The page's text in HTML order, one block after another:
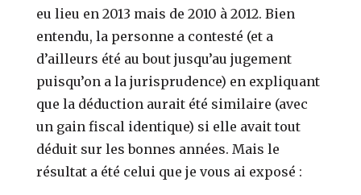
eu lieu en 2013 mais de 2010 à 2012. Bien
entendu, la personne a contesté (et a
d’ailleurs été au bout jusqu’au jugement
puisqu’on a la jurisprudence) en expliquant
que la déduction aurait été similaire (avec
un gain fiscal identique) si elle avait tout
déduit sur les bonnes années. Mais le
résultat a été celui que je vous ai exposé :